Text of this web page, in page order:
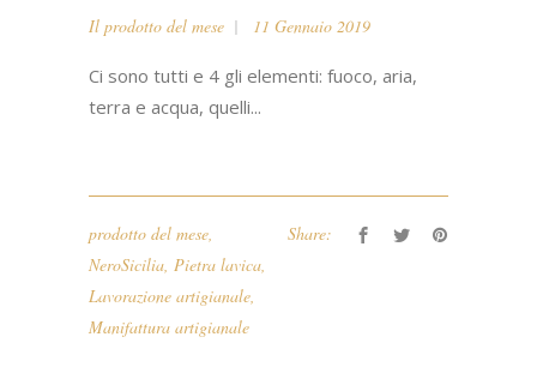
Il prodotto del mese 11 Gennaio 2019
Ci sono tutti e 4 gli elementi: fuoco, aria,
terra e acqua, quelli...
prodotto del mese
NeroSicilia Pietra lavica
Lavorazione artigianale
Manifattura artigianale
Share: